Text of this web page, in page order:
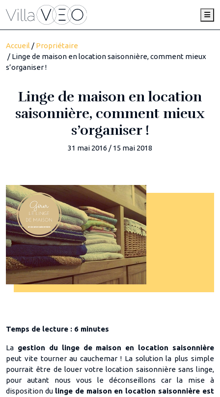
Accueil / Propriétaire
/ Linge de maison en location saisonnière, comment mieux
s’organiser !
Linge de maison en location
saisonnière, comment mieux
s’organiser !
31 mai 2016 / 15 mai 2018
Temps de lecture : 6 minutes
La gestion du linge de maison en location saisonnière
peut vite tourner au cauchemar ! La solution la plus simple
pourrait être de louer votre location saisonnière sans linge,
pour autant nous vous le déconseillons car la mise à
disposition du linge de maison en location saisonnière est